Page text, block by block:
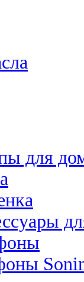
для